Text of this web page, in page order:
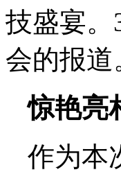
技盛宴。
会的报道
惊艳亮
作为本